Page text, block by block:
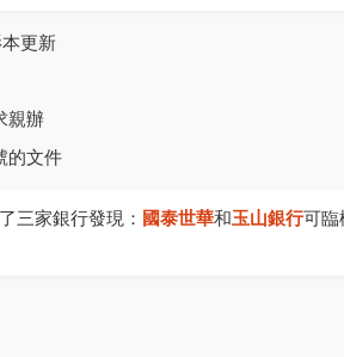
更新
親辦
的文件
三家銀行發現： 國泰世華和玉山銀行可臨